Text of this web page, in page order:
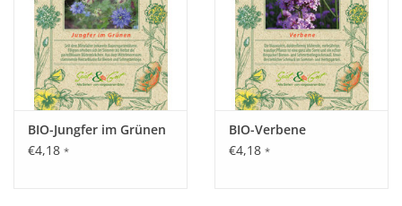
BIO-Jungfer im Grünen
€4,18 *
BIO-Verbene
€4,18 *